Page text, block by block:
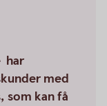
har
med
som kan få